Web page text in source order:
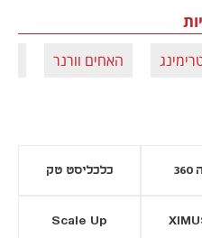
האחים וורנר
כלכליסט טק
Scale Up